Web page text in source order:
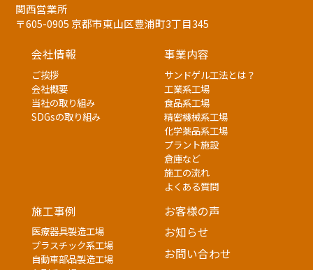
関西営業所
〒605-0905 京都市東山区豊浦町3丁目345
会社情報
ご挨拶
会社概要
当社の取り組み
SDGsの取り組み
事業内容
サンドゲル工法とは？
工業系工場
食品系工場
精密機械系工場
化学薬品系工場
プラント施設
倉庫など
施工の流れ
よくある質問
施工事例
医療器具製造工場
プラスチック系工場
自動車部品製造工場
お客様の声
お知らせ
お問い合わせ